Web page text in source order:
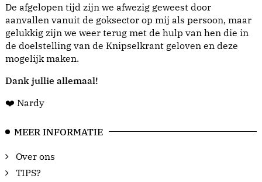
De afgelopen tijd zijn we afwezig geweest door
aanvallen vanuit de goksector op mij als persoon, maar
gelukkig zijn we weer terug met de hulp van hen die in
de doelstelling van de Knipselkrant geloven en deze
mogelijk maken.
Dank jullie allemaal!
❤️ Nardy
MEER INFORMATIE
Over ons
TIPS?